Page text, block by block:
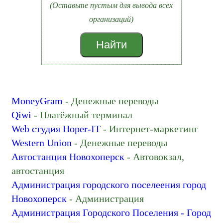
Дополнительное образование
Достопримечательность
Железнодорожные и авиабилеты
Интернет-магазин
Интернет-маркетинг
Интернет-провайдер
Казначейство
Католический храм
Кафе
Клуб для детей и подростков
Книжный магазин
Колледж
(Оставьте пустым для вывода всех
организаций)
Найти
MoneyGram - Денежные переводы
Qiwi - Платёжный терминал
Web студия Hoper-IT - Интернет-маркетинг
Western Union - Денежные переводы
Автостанция Новохоперск - Автовокзал,
автостанция
Администрация городского поселеения город
Новохоперск - Администрация
Администрация Городского Поселения - Город